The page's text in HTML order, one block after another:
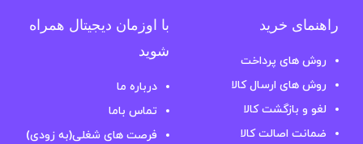
راهنمای خرید
روش های پرداخت
روش های ارسال کالا
لغو و بازگشت کالا
ضمانت اصالت کالا
با اوزمان دیجیتال همراه
شوید
درباره ما
تماس باما
فرصت های شغلی(به زودی)